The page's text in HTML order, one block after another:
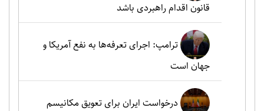
قانون اقدام راهبردی باشد
ترامپ: اجرای تعرفه‌ها به نفع آمریکا و
جهان است
درخواست ایران برای تعویق مکانیسم